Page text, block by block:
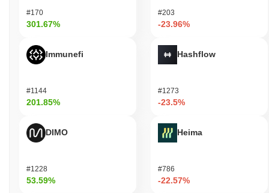
#170
301.67%
Immunefi
#1144
201.85%
DIMO
#1228
53.59%
#203
-23.96%
Hashflow
#1273
-23.5%
Heima
#786
-22.57%